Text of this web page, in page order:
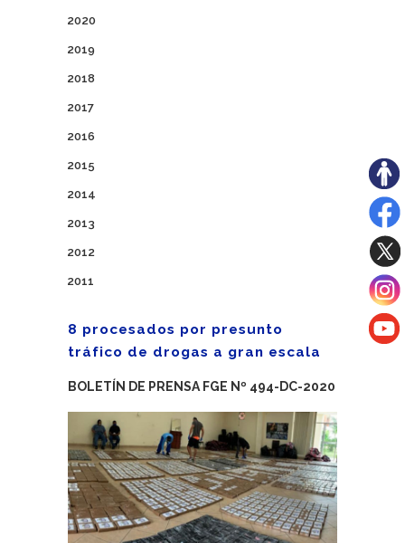
2020
2019
2018
2017
2016
2015
2014
2013
2012
2011
8 procesados por presunto
tráfico de drogas a gran escala
BOLETÍN DE PRENSA FGE Nº 494-DC-2020